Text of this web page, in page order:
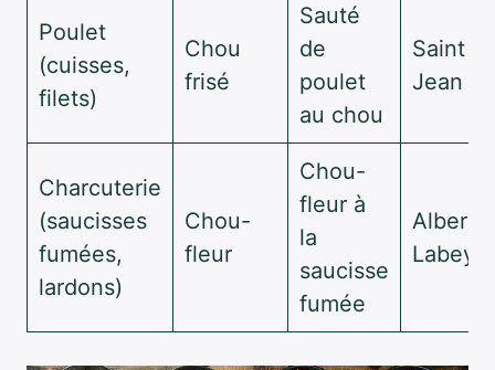
Poulet
(cuisses,
filets)
Chou
frisé
Sauté
de
poulet
au chou
Saint
Jean
Charcuterie
(saucisses
fumées,
lardons)
Chou-
fleur
Chou-
fleur à
la
saucisse
fumée
Albert